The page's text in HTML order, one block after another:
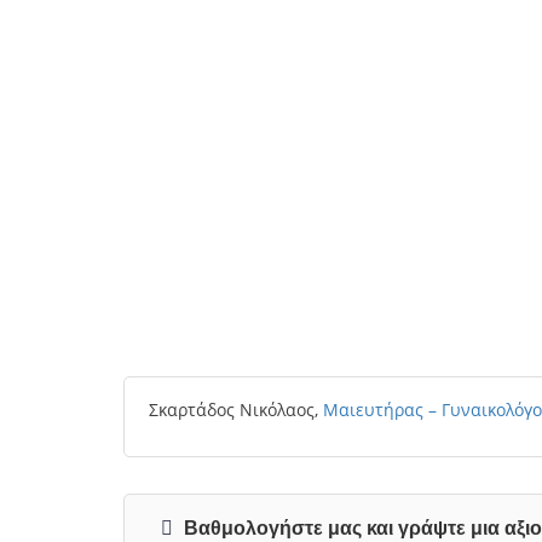
Σκαρτάδος Νικόλαος, Μαιευτήρας –
Βαθμολογήστε μας και γράψτε μια